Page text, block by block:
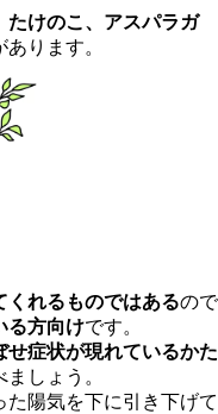
たけのこ、アスパラガ
あります。
くれるものではあるので
る方向けです。
せ症状が現れているかた
ましょう。
陽気を下に引き下げて